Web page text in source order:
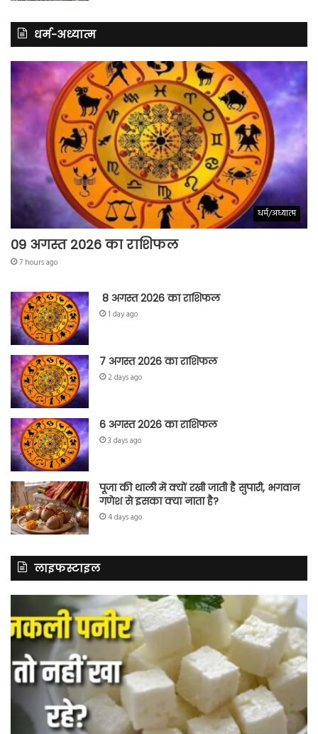
धर्म-अध्यात्म
धर्म/अध्यात्म
09 अगस्त 2026 का राशिफल
7 hours ago
8 अगस्त 2026 का राशिफल
1 day ago
7 अगस्त 2026 का राशिफल
2 days ago
6 अगस्त 2026 का राशिफल
3 days ago
पूजा की थाली में क्यों रखी जाती है सुपारी, भगवान
गणेश से इसका क्या नाता है?
4 days ago
लाइफस्टाइल